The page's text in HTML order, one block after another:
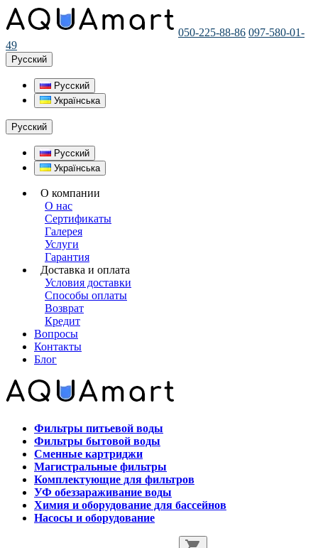
050-225-88-86 097-580-01-
49
Русский
Русский
Українська
Русский
Русский
Українська
О компании
О нас
Сертификаты
Галерея
Услуги
Гарантия
Доставка и оплата
Условия доставки
Способы оплаты
Возврат
Кредит
Вопросы
Контакты
Блог
Фильтры питьевой воды
Фильтры бытовой воды
Сменные картриджи
Магистральные фильтры
Комплектующие для фильтров
УФ обеззараживание воды
Химия и оборудование для бассейнов
Насосы и оборудование